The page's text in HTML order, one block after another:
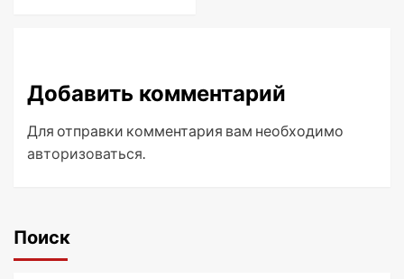
Добавить комментарий
Для отправки комментария вам необходимо
авторизоваться.
Поиск